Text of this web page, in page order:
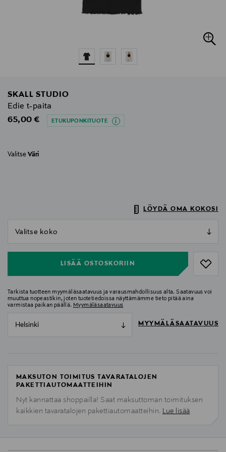
SKALL STUDIO
Edie t-paita
Original Price
65,00 € ETUKUPONKITUOTE
Valitse Väri
LÖYDÄ OMA KOKOSI
LISÄÄ OSTOSKORIIN
Tarkista tuotteen myymäläsaatavuus ja varausmahdollisuus alta. Saatavuus voi
muuttua nopeastikin, joten tuotetiedoissa näyttämämme tieto pitää aina
varmistaa paikan päällä. Myymäläsaatavuus
Helsinki MYYMÄLÄSAATAVUUS
MAKSUTON TOIMITUS TAVARATALOJEN
PAKETTIAUTOMAATTEIHIN
Nyt kannattaa shoppailla! Saat maksuttoman toimituksen
kaikkien tavaratalojen pakettiautomaatteihin. Lue lisää